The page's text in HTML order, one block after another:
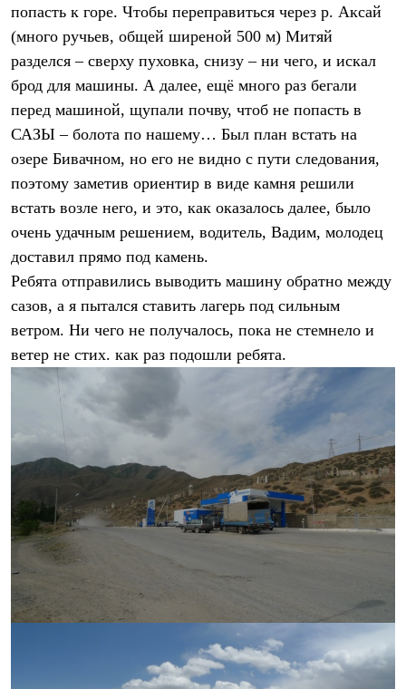
Полезные аксессуары
Еда
Коврики
Обувь
Женская обувь
Сапоги
Ботинки
Ботинки
Кроссовки
Гамаши и бахилы
Гамаши
Тапочки и чуни
Тапочки
Чуни
Уход за обувью
Аксессуары
Головные уборы
Шапки
Балаклавы и маски
Кепки и бейсболки
Шарфы
Панамы
Перчатки и рукавицы
Перчатки
Рукавицы
Носки
Полезные аксессуары
Ремни
Шевроны
Опушки
попасть к горе. Чтобы переправиться через р. Аксай
(много ручьев, общей ширеной 500 м) Митяй
разделся – сверху пуховка, снизу – ни чего, и искал
брод для машины. А далее, ещё много раз бегали
перед машиной, щупали почву, чтоб не попасть в
САЗЫ – болота по нашему… Был план встать на
озере Бивачном, но его не видно с пути следования,
поэтому заметив ориентир в виде камня решили
встать возле него, и это, как оказалось далее, было
очень удачным решением, водитель, Вадим, молодец
доставил прямо под камень.
Ребята отправились выводить машину обратно между
сазов, а я пытался ставить лагерь под сильным
ветром. Ни чего не получалось, пока не стемнело и
ветер не стих. как раз подошли ребята.